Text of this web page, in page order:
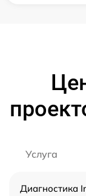
Услуга
Диагностика